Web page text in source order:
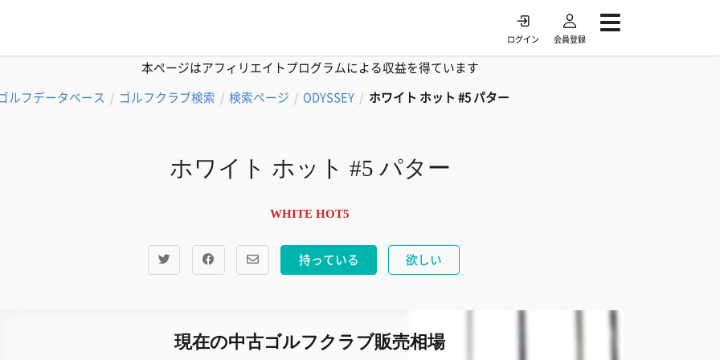
ログイン 会員登録
本ページはアフィリエイトプログラムによる収益を得ています
ルフデータベース / ゴルフクラブ検索 / 検索ページ / ODYSSEY / ホワイト ホット #5 パター
ホワイト ホット #5 パター
WHITE HOT5
持っている 欲しい
現在の中古ゴルフクラブ販売相場